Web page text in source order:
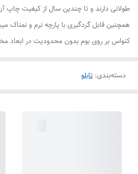
طولانی دارند و تا چندین سال از کیفیت چاپ
همچنین قابل گردگیری با پارچه نرم و نمناک
کنواس بر روی بوم بدون محدودیت در ابعاد
دسته‌بندی: تابلو